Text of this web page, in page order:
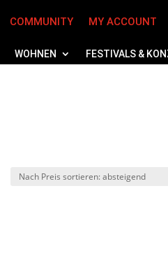
COMMUNITY MY ACCOUNT
WOHNEN FESTIVALS &